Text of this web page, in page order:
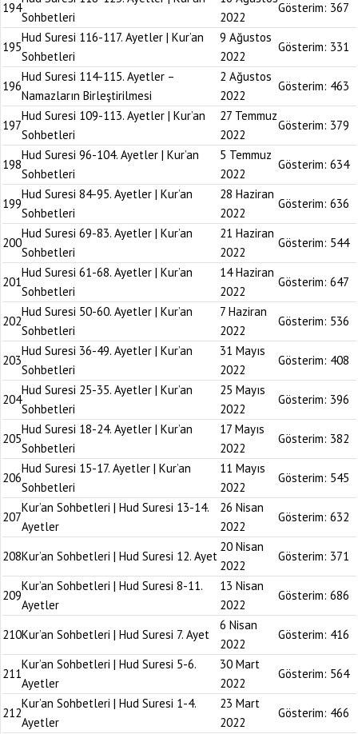
194
Sohbetleri
2022
Gösterim: 367
195
Hud Suresi 116-117. Ayetler | Kur’an
Sohbetleri
9 Ağustos
2022
Gösterim: 331
196
Hud Suresi 114-115. Ayetler –
Namazların Birleştirilmesi
2 Ağustos
2022
Gösterim: 463
197
Hud Suresi 109-113. Ayetler | Kur’an
Sohbetleri
27 Temmuz
2022
Gösterim: 379
198
Hud Suresi 96-104. Ayetler | Kur’an
Sohbetleri
5 Temmuz
2022
Gösterim: 634
199
Hud Suresi 84-95. Ayetler | Kur’an
Sohbetleri
28 Haziran
2022
Gösterim: 636
200
Hud Suresi 69-83. Ayetler | Kur’an
Sohbetleri
21 Haziran
2022
Gösterim: 544
201
Hud Suresi 61-68. Ayetler | Kur’an
Sohbetleri
14 Haziran
2022
Gösterim: 647
202
Hud Suresi 50-60. Ayetler | Kur’an
Sohbetleri
7 Haziran
2022
Gösterim: 536
203
Hud Suresi 36-49. Ayetler | Kur’an
Sohbetleri
31 Mayıs
2022
Gösterim: 408
204
Hud Suresi 25-35. Ayetler | Kur’an
Sohbetleri
25 Mayıs
2022
Gösterim: 396
205
Hud Suresi 18-24. Ayetler | Kur’an
Sohbetleri
17 Mayıs
2022
Gösterim: 382
206
Hud Suresi 15-17. Ayetler | Kur’an
Sohbetleri
11 Mayıs
2022
Gösterim: 545
207
Kur’an Sohbetleri | Hud Suresi 13-14.
Ayetler
26 Nisan
2022
Gösterim: 632
208Kur’an Sohbetleri | Hud Suresi 12. Ayet
20 Nisan
2022
Gösterim: 371
209
Kur’an Sohbetleri | Hud Suresi 8-11.
Ayetler
13 Nisan
2022
Gösterim: 686
210Kur’an Sohbetleri | Hud Suresi 7. Ayet
6 Nisan
2022
Gösterim: 416
211
Kur’an Sohbetleri | Hud Suresi 5-6.
Ayetler
30 Mart
2022
Gösterim: 564
212
Kur’an Sohbetleri | Hud Suresi 1-4.
Ayetler
23 Mart
2022
Gösterim: 466